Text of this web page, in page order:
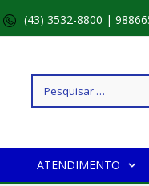
(43) 3532-8800 |
Pesquisar
ATENDIMENTO